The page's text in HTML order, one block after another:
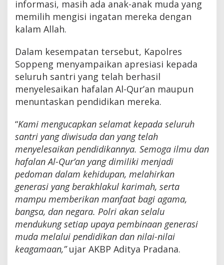
informasi, masih ada anak-anak muda yang
memilih mengisi ingatan mereka dengan
kalam Allah.
Dalam kesempatan tersebut, Kapolres
Soppeng menyampaikan apresiasi kepada
seluruh santri yang telah berhasil
menyelesaikan hafalan Al-Qur’an maupun
menuntaskan pendidikan mereka.
“Kami mengucapkan selamat kepada seluruh
santri yang diwisuda dan yang telah
menyelesaikan pendidikannya. Semoga ilmu dan
hafalan Al-Qur’an yang dimiliki menjadi
pedoman dalam kehidupan, melahirkan
generasi yang berakhlakul karimah, serta
mampu memberikan manfaat bagi agama,
bangsa, dan negara. Polri akan selalu
mendukung setiap upaya pembinaan generasi
muda melalui pendidikan dan nilai-nilai
keagamaan,”ujar AKBP Aditya Pradana.